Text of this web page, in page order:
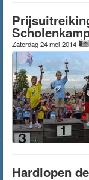
Zaterdag 24 mei 2014
Hardlopen